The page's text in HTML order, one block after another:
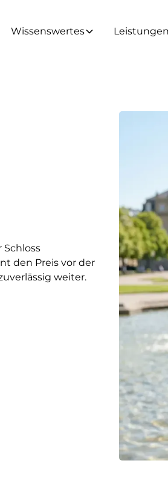
Wissenswertes Leistungen
Schloss
den Preis vor der
weiter.